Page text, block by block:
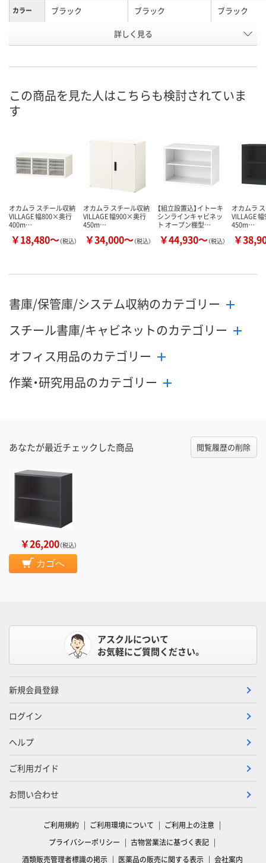
カラー ブラック ブラック ブラック
1050mm 300mm
錠）
錠）
お申込番
号
J310002 J310004 P233829
8月21日（金）
数量
カゴへ カゴへ
現在ご注文い
詳しく見る
この商品を見た人はこちらも検討されていま
す
オカムラ スチール収納
VILLAGE 幅800×奥行
400m…
￥18,480～（税込）
オカムラ スチール収納
VILLAGE 幅900×奥行
450m…
￥34,000～（税込）
【組立設置込】イトーキ
シンラインキャビネッ
ト オープン棚型…
￥44,930～（税込）
オカムラ
VILLAGE
450m…
￥
書庫/保管庫/システム収納のカテゴリー
スチール書庫/キャビネットのカテゴリー
オフィス用品のカテゴリー
作業・研究用品のカテゴリー
あなたが最近チェックした商品 閲覧履歴の削除
￥26,200（税込）
カゴへ
アスクルについて
お気軽にご質問ください。
新規会員登録
ログイン
ヘルプ
ご利用ガイド
お問い合わせ
ご利用規約 ご利用環境について
ご利用上の注意
プライバシーポリシー
古物営業法に基づく表記
酒類販売管理者標識の掲示
医薬品の販売に関する表示 会社案内